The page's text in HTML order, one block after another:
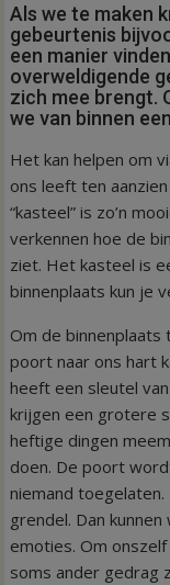
Als we te maken
gebeurtenis
een manier
overweldigende
zich mee brengt.
we van binnen
Het kan helpen om
ons leeft ten
“kasteel” is zo’n
verkennen hoe de
ziet. Het kasteel is
binnenplaats kun je
Om de
poort naar ons hart
heeft een sleutel
krijgen een grotere
heftige dingen
doen. De poort
niemand
grendel. Dan
emoties. Om
soms ander gedrag